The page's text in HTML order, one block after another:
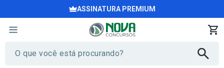
ASSINATURA PREMIUM